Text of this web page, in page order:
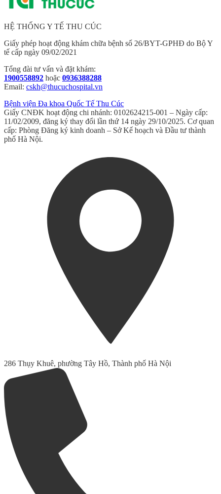
HỆ THỐNG Y TẾ THU CÚC
Giấy phép hoạt động khám chữa bệnh số 26/BYT-GPHĐ do Bộ Y
tế cấp ngày 09/02/2021
Tổng đài tư vấn và đặt khám:
1900558892 hoặc 0936388288
Email: cskh@thucuchospital.vn
Bệnh viện Đa khoa Quốc Tế Thu Cúc
Giấy CNĐK hoạt động chi nhánh: 0102624215-001 – Ngày cấp:
11/02/2009, đăng ký thay đổi lần thứ 14 ngày 29/10/2025. Cơ quan
cấp: Phòng Đăng ký kinh doanh – Sở Kế hoạch và Đầu tư thành
phố Hà Nội.
286 Thụy Khuê, phường Tây Hồ, Thành phố Hà Nội